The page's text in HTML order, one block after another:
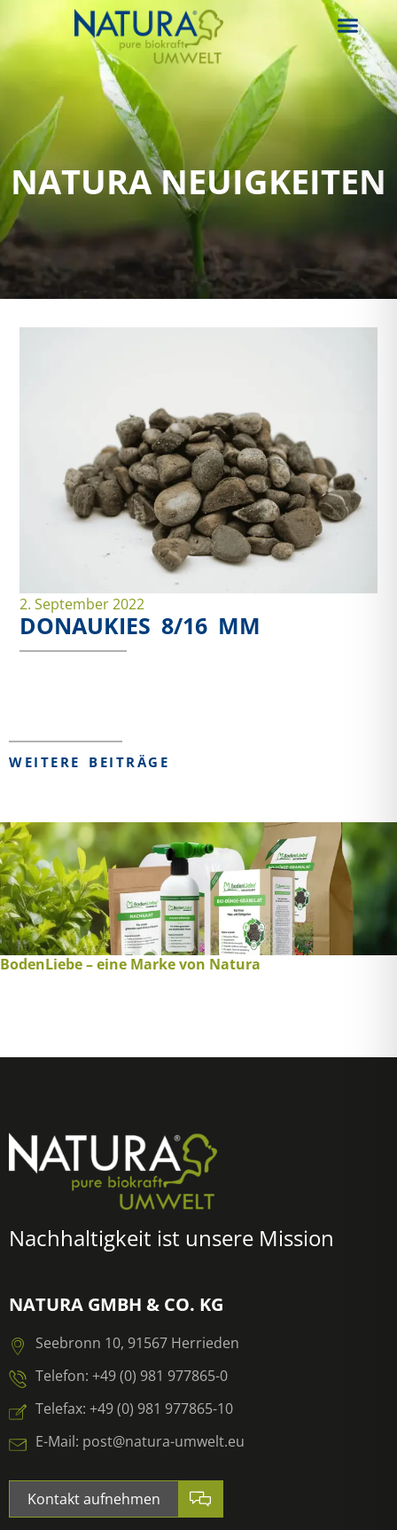
NATURA NEUIGKEITEN
2. September 2022
DONAUKIES 8/16 MM
WEITERE BEITRÄGE
BodenLiebe – eine Marke von Natura
Nachhaltigkeit ist unsere Mission
NATURA GMBH & CO. KG
Seebronn 10, 91567 Herrieden
Telefon: +49 (0) 981 977865-0
Telefax: +49 (0) 981 977865-10
E-Mail: post@natura-umwelt.eu
Kontakt aufnehmen